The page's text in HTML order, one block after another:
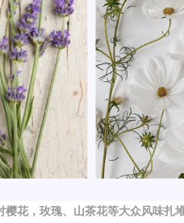
樱花，玫瑰、山茶花等大众风味扎